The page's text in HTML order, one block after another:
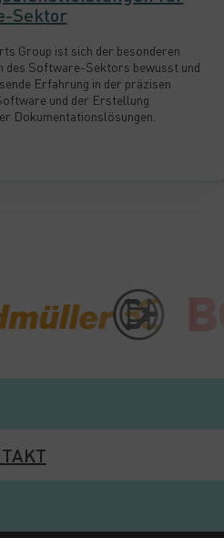
Sektor
Group ist sich der besonderen
des Software-Sektors bewusst und
Erfahrung in der präzisen
und der Erstellung
Dokumentationslösungen.